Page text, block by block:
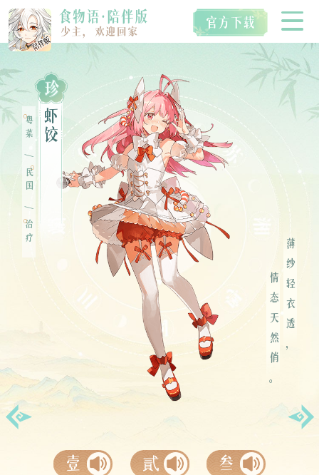
首页
空桑食魂
视听典藏
IP衍生
空桑寄语
珍
虾
饺
粤菜
/
民国
/
治疗
薄纱轻衣透，
情态天然俏。
壹 貳
叁